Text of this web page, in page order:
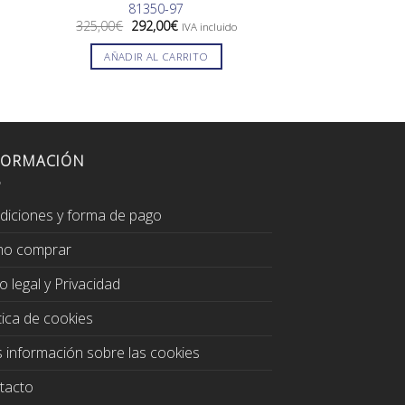
81350-97
325,00€ El
precio
original
era:
292,00€El
actual
es:
IVA incluido
AÑADIR AL CARRITO
y forma de pago
comprar
legal y Privacidad
de cookies
información sobre las cookies